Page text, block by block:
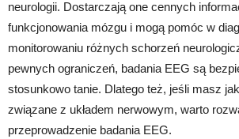
neurologii. Dostarczają one cennych
funkcjonowania mózgu i mogą pomóc w
monitorowaniu różnych schorzeń
pewnych ograniczeń, badania EEG są
stosunkowo tanie. Dlatego też, jeśli masz
związane z układem nerwowym, warto
przeprowadzenie badania EEG.